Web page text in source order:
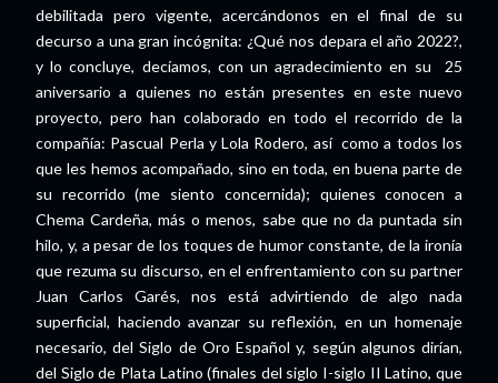
debilitada pero vigente, acercándonos en el final de su
decurso a una gran incógnita: ¿Qué nos depara el año 2022?,
y lo concluye, decíamos, con un agradecimiento en su 25
aniversario a quienes no están presentes en este nuevo
proyecto, pero han colaborado en todo el recorrido de la
compañía: Pascual Perla y Lola Rodero, así como a todos los
que les hemos acompañado, sino en toda, en buena parte de
su recorrido (me siento concernida); quienes conocen a
Chema Cardeña, más o menos, sabe que no da puntada sin
hilo, y, a pesar de los toques de humor constante, de la ironía
que rezuma su discurso, en el enfrentamiento con su partner
Juan Carlos Garés, nos está advirtiendo de algo nada
superficial, haciendo avanzar su reflexión, en un homenaje
necesario, del Siglo de Oro Español y, según algunos dirían,
del Siglo de Plata Latino (finales del siglo I-siglo II Latino, que